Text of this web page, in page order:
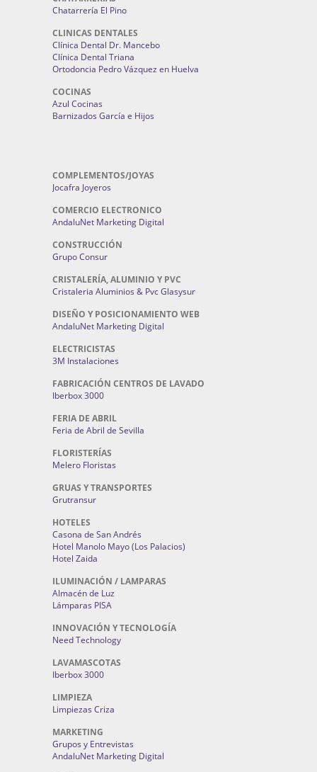
Chatarrería El Pino
CLINICAS DENTALES
Clínica Dental Dr. Mancebo
Clínica Dental Triana
Ortodoncia Pedro Vázquez en Huelva
COCINAS
Azul Cocinas
Barnizados García e Hijos
COMPLEMENTOS/JOYAS
Jocafra Joyeros
COMERCIO ELECTRONICO
AndaluNet Marketing Digital
CONSTRUCCIÓN
Grupo Consur
CRISTALERÍA, ALUMINIO Y PVC
Cristaleria Aluminios & Pvc Glasysur
DISEÑO Y POSICIONAMIENTO WEB
AndaluNet Marketing Digital
ELECTRICISTAS
3M Instalaciones
FABRICACIÓN CENTROS DE LAVADO
Iberbox 3000
FERIA DE ABRIL
Feria de Abril de Sevilla
FLORISTERÍAS
Melero Floristas
GRUAS Y TRANSPORTES
Grutransur
HOTELES
Casona de San Andrés
Hotel Manolo Mayo (Los Palacios)
Hotel Zaida
ILUMINACIÓN / LAMPARAS
Almacén de Luz
Lámparas PISA
INNOVACIÓN Y TECNOLOGÍA
Need Technology
LAVAMASCOTAS
Iberbox 3000
LIMPIEZA
Limpiezas Criza
MARKETING
Grupos y Entrevistas
AndaluNet Marketing Digital